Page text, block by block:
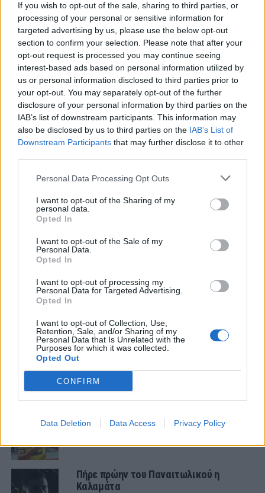
If you wish to opt-out of the sale, sharing to third parties, or
processing of your personal or sensitive information for
targeted advertising by us, please use the below opt-out
section to confirm your selection. Please note that after your
opt-out request is processed you may continue seeing
interest-based ads based on personal information utilized by
us or personal information disclosed to third parties prior to
your opt-out. You may separately opt-out of the further
disclosure of your personal information by third parties on the
IAB’s list of downstream participants. This information may
also be disclosed by us to third parties on the IAB’s List of
Downstream Participants that may further disclose it to other
Personal Data Processing Opt Outs
I want to opt-out of the Sharing of my
personal data.
Opted In
I want to opt-out of the Sale of my
Personal Data.
Opted In
I want to opt-out of processing my
Personal Data for Targeted Advertising.
Opted In
I want to opt-out of Collection, Use,
Retention, Sale, and/or Sharing of my
Personal Data that Is Unrelated with the
Purposes for which it was collected.
Opted Out
CONFIRM
Data Deletion Data Access Privacy Policy
Μανούσος και ο Ντε Βινσέντι. Μαζί τους δεν
υπολογίζονται οι Ρόμανιτς και Τόσιτς.
Αναλυτικά η αποστολή:
Γκαραβέλης, Κοσέλεφ, Νικοπολίδης,
Σαραμαντάς, Τζανετόπουλος, Τζανδάρης,
Μαρτίνεθ, Κορνέζος, Παπαδόπουλος, Αμπαντά,
Νούνιες, Σλίβκα, Σιμόν, Μπεχαράνο, Τσιλούλης,
Στάνκο, Ασκόφσκι, Βασιλαντωνόπουλος,
Καραμάνος, Βέργος, Τσούκαλος και Μεντίνα.
ΤΕΛΕΥΤΑΙΑ ΝΕΑ
Θλίψη για τον θάνατο του παλαίμαχου
του Παναιτωλικού, Κώστα
ΠΑΝΑΙΤΩΛΙΚΟΣ
Ήττα στο φινάλε στη Λιβαδειά
ΕΙΔΗΣΕΙΣ
Στον ΑΠΟΕΛ ο Πέρες
Πήρε πρώην του Παναιτωλικού η
Καλαμάτα